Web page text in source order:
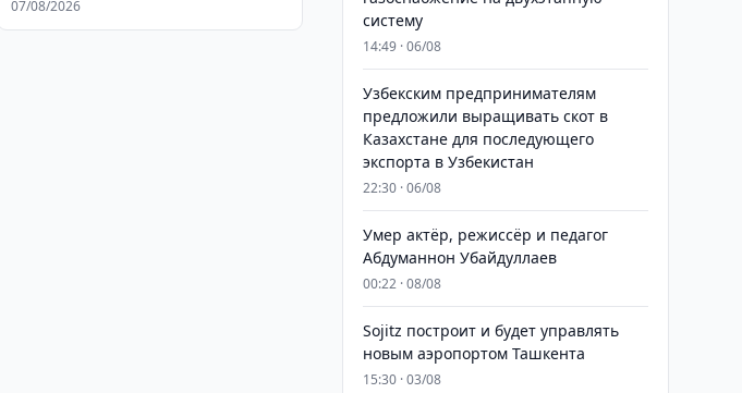
07/08/2026
систему
14:49 · 06/08
Узбекским предпринимателям
предложили выращивать скот в
Казахстане для последующего
экспорта в Узбекистан
22:30 · 06/08
Умер актёр, режиссёр и педагог
Абдуманнон Убайдуллаев
00:22 · 08/08
Sojitz построит и будет управлять
новым аэропортом Ташкента
15:30 · 03/08